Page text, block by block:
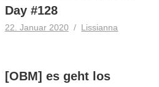
Day #128
22. Januar 2020 Lissianna
[OBM] es geht los